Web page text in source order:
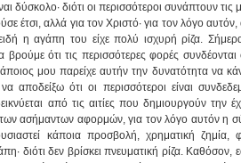
δύσκολο· διότι οι περισσότεροι συνάπτουν
έτσι, αλλά για τον Χριστό· για τον λόγο
η αγάπη του είχε πολύ ισχυρή ρίζα.
ότι τις περισσότερες φορές
μου παρείχε αυτήν την δυνατότητα να
αποδείξω ότι οι περισσότεροι είναι
από τις αιτίες που δημιουργούν την
των ασήμαντων αφορμών, για τον λόγο αυτόν η
κάποια προσβολή, χρηματική ζημία,
διότι δεν βρίσκει πνευματική ρίζα.